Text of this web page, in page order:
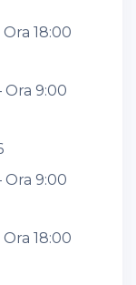
18:00
9:00
9:00
18:00